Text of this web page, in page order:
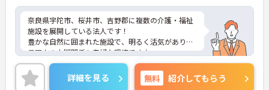
奈良県宇陀市、桜井市、吉野郡に複数の介護・福祉
施設を展開している法人です！
豊かな自然に囲まれた施設で、明るく活気があり職
員同士の人間関係も良好な環境です♪
勤務時間は相談可能です。
ご興味がある方は是非一度マイナビコメディカルま
でお問い合わせ下さい！！
詳細を見る 無料 紹介してもらう